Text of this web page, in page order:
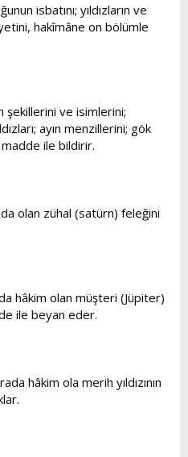
isbatını; yıldızların ve
hakîmâne on bölümle
şekillerini ve isimlerini;
ayın menzillerini; gök
madde ile bildirir.
olan zühal (satürn) feleğini
hâkim olan müşteri (Jüpiter)
ile beyan eder.
hâkim ola merih yıldızının